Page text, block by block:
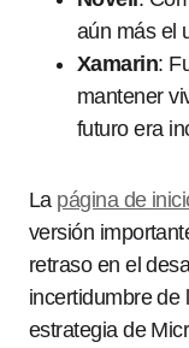
aún más el
Xamarin:
mantener
futuro era
La página de
versión
retraso en el
incertidumbre de
estrategia de